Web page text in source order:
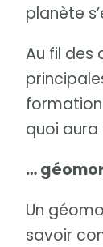
planète
Au fil des
quoi aura
…
Un
savoir